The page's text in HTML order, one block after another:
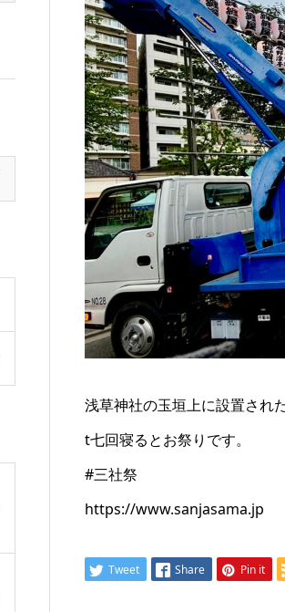
浅草神社の玉垣上に設置され
t七回寝るとお祭りです。
#三社祭
https://www.sanjasama.jp
Tweet Share Pin it